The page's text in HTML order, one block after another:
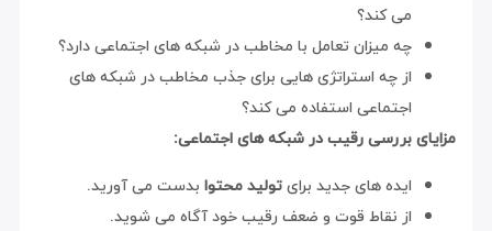
می کند؟
چه میزان تعامل با مخاطب در شبکه های اجتماعی دارد؟
از چه استراتژی هایی برای جذب مخاطب در شبکه های
اجتماعی استفاده می کند؟
مزایای بررسی رقیب در شبکه های اجتماعی:
ایده های جدید برایتولید محتوا بدست می آورید.
از نقاط قوت و ضعف رقیب خود آگاه می شوید.